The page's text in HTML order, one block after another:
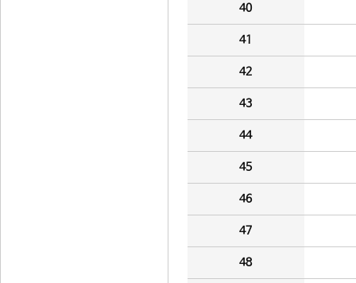
40
41
42
43
44
45
46
47
48